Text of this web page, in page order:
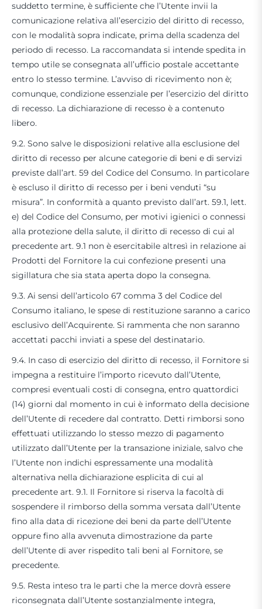
suddetto termine, è sufficiente che l’Utente invii la
comunicazione relativa all’esercizio del diritto di recesso,
con le modalità sopra indicate, prima della scadenza del
periodo di recesso. La raccomandata si intende spedita in
tempo utile se consegnata all’ufficio postale accettante
entro lo stesso termine. L’avviso di ricevimento non è;
comunque, condizione essenziale per l’esercizio del diritto
di recesso. La dichiarazione di recesso è a contenuto
libero.
9.2. Sono salve le disposizioni relative alla esclusione del
diritto di recesso per alcune categorie di beni e di servizi
previste dall’art. 59 del Codice del Consumo. In particolare
è escluso il diritto di recesso per i beni venduti “su
misura”. In conformità a quanto previsto dall’art. 59.1, lett.
e) del Codice del Consumo, per motivi igienici o connessi
alla protezione della salute, il diritto di recesso di cui al
precedente art. 9.1 non è esercitabile altresì in relazione ai
Prodotti del Fornitore la cui confezione presenti una
sigillatura che sia stata aperta dopo la consegna.
9.3. Ai sensi dell’articolo 67 comma 3 del Codice del
Consumo italiano, le spese di restituzione saranno a carico
esclusivo dell’Acquirente. Si rammenta che non saranno
accettati pacchi inviati a spese del destinatario.
9.4. In caso di esercizio del diritto di recesso, il Fornitore si
impegna a restituire l’importo ricevuto dall’Utente,
compresi eventuali costi di consegna, entro quattordici
(14) giorni dal momento in cui è informato della decisione
dell’Utente di recedere dal contratto. Detti rimborsi sono
effettuati utilizzando lo stesso mezzo di pagamento
utilizzato dall’Utente per la transazione iniziale, salvo che
l’Utente non indichi espressamente una modalità
alternativa nella dichiarazione esplicita di cui al
precedente art. 9.1. Il Fornitore si riserva la facoltà di
sospendere il rimborso della somma versata dall’Utente
fino alla data di ricezione dei beni da parte dell’Utente
oppure fino alla avvenuta dimostrazione da parte
dell’Utente di aver rispedito tali beni al Fornitore, se
precedente.
9.5. Resta inteso tra le parti che la merce dovrà essere
riconsegnata dall’Utente sostanzialmente integra,